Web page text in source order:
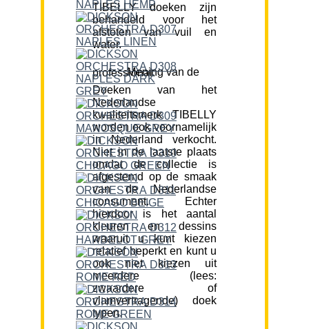
TIBELLY doeken zijn
behandeld voor het
afstoten van vuil en
water.
Mening van de professional:
Doeken van het
Nederlandse
kwaliteitsmerk TIBELLY
worden ook voornamelijk
in Nederland verkocht.
Niet in de laatste plaats
omdat de collectie is
afgestemd op de smaak
van de Nederlandse
consument. Echter
hierdoor is het aantal
kleuren en dessins
waaruit u kunt kiezen
relatief beperkt en kunt u
ook niet kiezen uit
meerdere (lees:
zwaardere of
vlamvertragende) doek
typen.